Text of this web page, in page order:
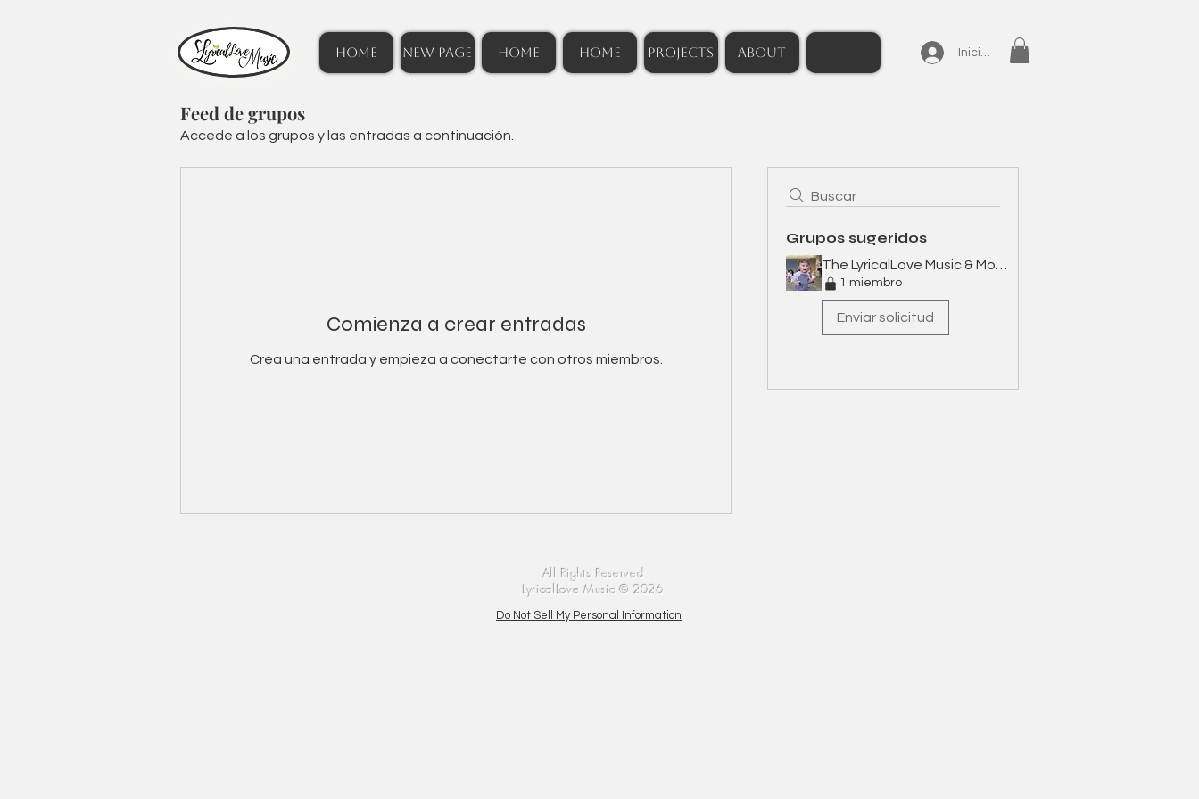
HOME New Page HOME HOME Projects ABOUT Iniciar sesión
Feed de grupos
Accede a los grupos y las entradas a continuación.
Buscar
Grupos sugeridos
1 miembro
Enviar solicitud
Comienza a crear entradas
Crea una entrada y empieza a conectarte con otros miembros.
All Rights Reserved
LyricalLove Music © 2026
Do Not Sell My Personal Information